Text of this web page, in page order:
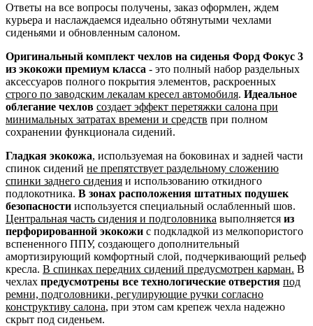
Ответы на все вопросы получены, заказ оформлен, ждем
курьера и наслаждаемся идеально обтянутыми чехлами
сиденьями и обновленным салоном.
Оригинальный комплект чехлов на сиденья Форд Фокус 3
из экокожи премиум класса - это полный набор раздельных
аксессуаров полного покрытия элементов, раскроенных
строго по заводским лекалам кресел автомобиля. Идеальное
облегание чехлов создает эффект перетяжки салона при
минимальных затратах времени и средств при полном
сохранении функционала сидений.
Гладкая экокожа, используемая на боковинах и задней части
спинок сидений не препятствует раздельному сложению
спинки заднего сидения и использованию откидного
подлокотника. В зонах расположения штатных подушек
безопасности используется специальный ослабленный шов.
Центральная часть сидения и подголовника выполняется из
перфорированной экокожи с подкладкой из мелкопористого
вспененного ППУ, создающего дополнительный
амортизирующий комфортный слой, подчеркивающий рельеф
кресла. В спинках передних сидений предусмотрен карман. В
чехлах предусмотрены все технологические отверстия под
ремни, подголовники, регулирующие ручки согласно
конструктиву салона, при этом сам крепеж чехла надежно
скрыт под сиденьем.